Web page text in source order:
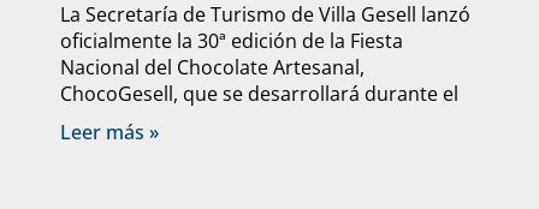
La Secretaría de Turismo de Villa Gesell lanzó
oficialmente la 30ª edición de la Fiesta
Nacional del Chocolate Artesanal,
ChocoGesell, que se desarrollará durante el
Leer más »